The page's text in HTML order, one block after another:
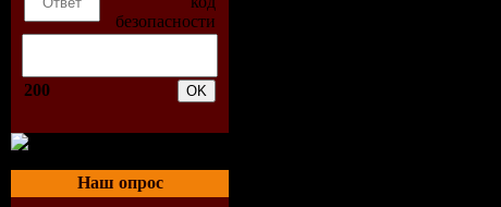
200
Наш опрос